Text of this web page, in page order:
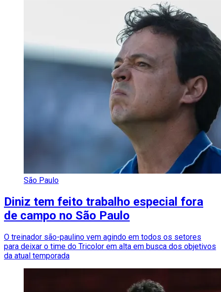
São Paulo
Diniz tem feito trabalho especial fora
de campo no São Paulo
O treinador são-paulino vem agindo em todos os setores
para deixar o time do Tricolor em alta em busca dos objetivos
da atual temporada